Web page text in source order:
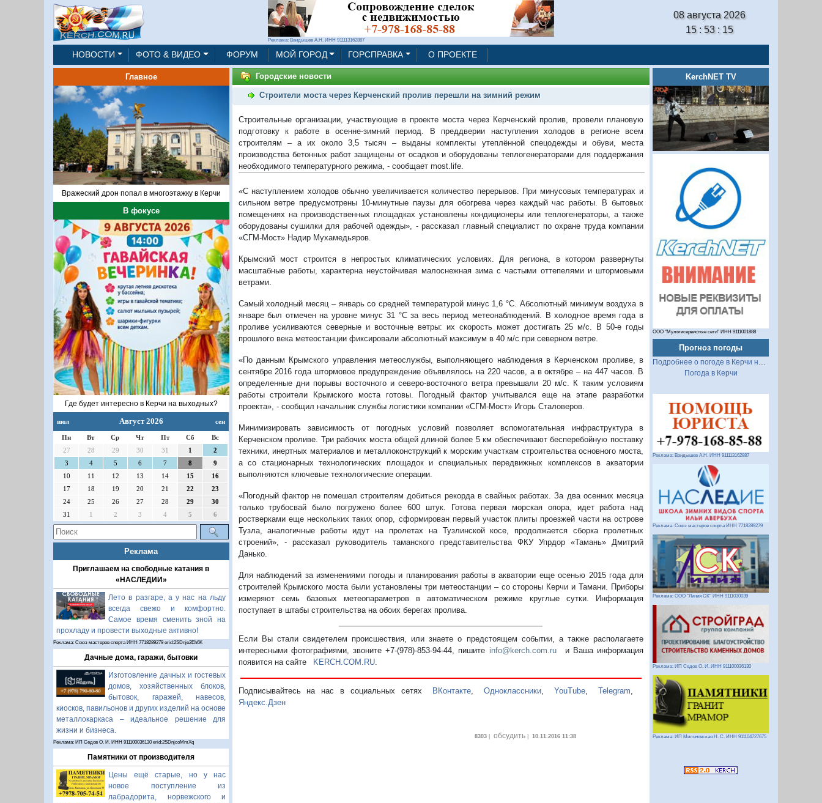
Реклама: Вандышев А.Н. ИНН 911113162887
08 августа 2026
15 : 53 : 16
НОВОСТИ ФОТО & ВИДЕО ФОРУМ МОЙ ГОРОД ГОРСПРАВКА О ПРОЕКТЕ
Главное
Вражеский дрон попал в многоэтажку в Керчи
В фокусе
Где будет интересно в Керчи на выходных?
июл Август 2026 сен
Пн Вт Ср Чт Пт Сб
Вс
27
28 29 30 31 1
2
3
4 5 6 7 8
9
10
11 12 13 14 15
16
17
18 19 20 21 22
23
24
25 26 27 28 29
30
31
1 2 3 4 5 6
Реклама
Приглашаем на свободные катания в
«НАСЛЕДИИ»
Лето в разгаре, а у нас на льду
всегда свежо и комфортно.
Самое время сменить зной на
прохладу и провести выходные активно!
Реклама: Союз мастеров спорта ИНН 7718289279 erid:2SDnje2Eh6K
Дачные дома, гаражи, бытовки
Изготовление дачных и гостевых
домов, хозяйственных блоков,
бытовок, гаражей, навесов,
киосков, павильонов и других изделий на основе
металлокаркаса – идеальное решение для
жизни и бизнеса.
Реклама: ИП Седов О. И. ИНН 911100036130 erid:2SDnjcoMmXq
Памятники от производителя
Цены ещё старые, но у нас
новое поступление из
лабрадорита, норвежского и
Городские новости
Строители моста через Керченский пролив перешли на зимний режим
Строительные организации, участвующие в проекте моста через Керченский пролив, провели плановую
подготовку к работе в осенне-зимний период. В преддверии наступления холодов в регионе всем
строителям – а их около 3,5 тысяч – выданы комплекты утеплённой спецодежды и обуви, места
производства бетонных работ защищены от осадков и оборудованы теплогенераторами для поддержания
необходимого температурного режима, - сообщает most.life.
«С наступлением холодов обычно увеличивается количество перерывов. При минусовых температурах и
сильном ветре предусмотрены 10-минутные паузы для обогрева через каждый час работы. В бытовых
помещениях на производственных площадках установлены кондиционеры или теплогенераторы, а также
оборудованы сушилки для рабочей одежды», - рассказал главный специалист по охране труда компании
«СГМ-Мост» Надир Мухамедьяров.
Крымский мост строится в непростых климатических условиях. Для региона, в котором развернуты
масштабные работы, характерна неустойчивая малоснежная зима с частыми оттепелями и штормовыми
ветрами.
Самый холодный месяц – январь со средней температурой минус 1,6 °С. Абсолютный минимум воздуха в
январе был отмечен на уровне минус 31 °С за весь период метеонаблюдений. В холодное время года в
проливе усиливаются северные и восточные ветры: их скорость может достигать 25 м/с. В 50-е годы
прошлого века метеостанции фиксировали абсолютный максимум в 40 м/с при северном ветре.
«По данным Крымского управления метеослужбы, выполняющего наблюдения в Керченском проливе, в
сентябре 2016 года штормовое предупреждение объявлялось на 220 часов, а в октябре – на 447 часов. В
определенные дни порывы восточного и северо-восточного ветра превышали 20 м/с. К таким условиям
работы строители Крымского моста готовы. Погодный фактор учитывался еще на этапе разработки
проекта», - сообщил начальник службы логистики компании «СГМ-Мост» Игорь Сталоверов.
Минимизировать зависимость от погодных условий позволяет вспомогательная инфраструктура в
Керченском проливе. Три рабочих моста общей длиной более 5 км обеспечивают бесперебойную поставку
техники, инертных материалов и металлоконструкций к морским участкам строительства основного моста,
а со стационарных технологических площадок и специальных передвижных комплексов в акватории
выполняются ключевые технологические операции.
«Погодный фактор не помешал строителям добиться рекорда в свайных работах. За два осенних месяца
только трубосвай было погружено более 600 штук. Готова первая морская опора, идет работа над
ростверками еще нескольких таких опор, сформирован первый участок плиты проезжей части на острове
Тузла, аналогичные работы идут на пролетах на Тузлинской косе, продолжается сборка пролетных
строений», - рассказал руководитель таманского представительства ФКУ Упрдор «Тамань» Дмитрий
Данько.
Для наблюдений за изменениями погоды и планирования работы в акватории еще осенью 2015 года для
строителей Крымского моста были установлены три метеостанции – со стороны Керчи и Тамани. Приборы
измеряют семь базовых метеопараметров в автоматическом режиме круглые сутки. Информация
поступает в штабы строительства на обоих берегах пролива.
Если Вы стали свидетелем происшествия, или знаете о предстоящем событии, а также располагаете
интересными фотографиями, звоните +7-(978)-853-94-44, пишите info@kerch.com.ru и Ваша информация
появится на сайте KERCH.COM.RU.
Подписывайтесь на нас в социальных сетях ВКонтакте Одноклассники ,YouTube ,Telegram
Яндекс.Дзен
8303| обсудить| 10.11.2016 11:38
KerchNET TV
ООО "Мультисервисные сети" ИНН 9111001888
Прогноз погоды
Подробнее о погоде в Керчи на 2 недели
Погода в Керчи
Реклама: Вандышев А.Н. ИНН 911113162887
Реклама: Союз мастеров спорта ИНН 7718289279
Реклама: ООО "Линия СК" ИНН 9111030039
Реклама: ИП Седов О. И. ИНН 911100036130
Реклама: ИП Миляновская Н. С. ИНН 911104727675